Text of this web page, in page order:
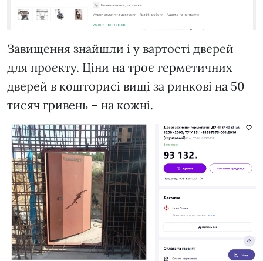
Завищення знайшли і у вартості дверей
для проєкту. Ціни на троє герметичних
дверей в кошторисі вищі за ринкові на 50
тисяч гривень – на кожні.